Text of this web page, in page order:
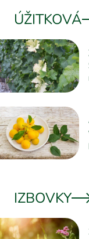
ÚŽITKOVÁ
IZBOVKY